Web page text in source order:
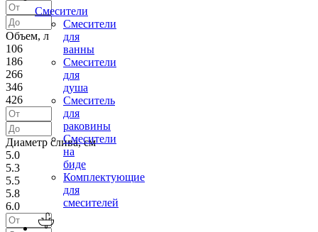
Смесители
Смесители
для
ванны
Смесители
для
душа
Смеситель
для
раковины
Смесители
на
биде
Комплектующие
для
смесителей
Объем, л
106
186
266
346
426
Диаметр слива, см
5.0
5.3
5.5
5.8
6.0